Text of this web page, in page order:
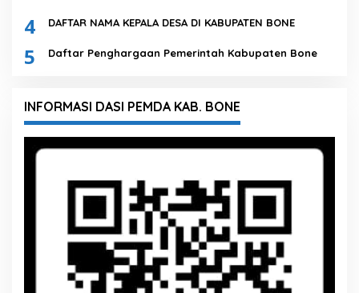
4 DAFTAR NAMA KEPALA DESA DI KABUPATEN BONE
5 Daftar Penghargaan Pemerintah Kabupaten Bone
INFORMASI DASI PEMDA KAB. BONE